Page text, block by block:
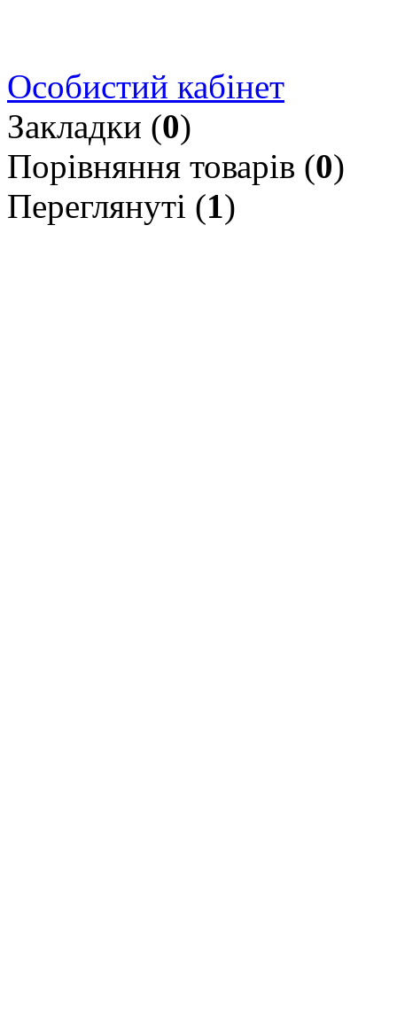
Особистий кабінет
Закладки (0)
Порівняння товарів (0)
Переглянуті (1)